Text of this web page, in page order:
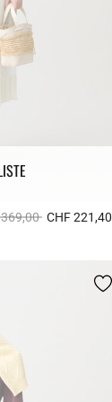
reduced from
369,00toCHF 221,40